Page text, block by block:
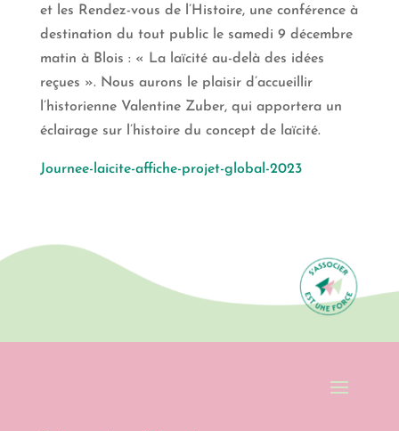
et les Rendez-vous de l’Histoire, une conférence à
destination du tout public le samedi 9 décembre
matin à Blois : « La laïcité au-delà des idées
reçues ». Nous aurons le plaisir d’accueillir
l’historienne Valentine Zuber, qui apportera un
éclairage sur l’histoire du concept de laïcité.
Journee-laicite-affiche-projet-global-2023